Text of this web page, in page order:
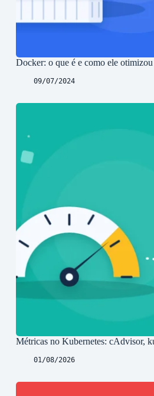
Docker: o que é e como ele
09/07/2024
Métricas no Kubernetes: cAdvisor,
01/08/2026